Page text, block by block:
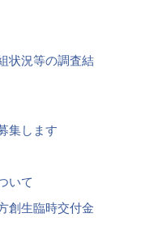
状況等の調査結
集します
いて
創生臨時交付金